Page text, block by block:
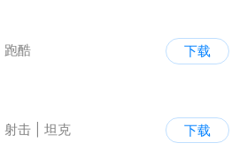
跑酷
下载
射击
坦克
下载